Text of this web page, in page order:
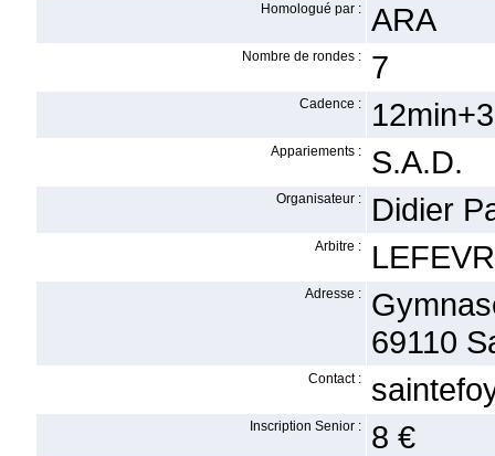
Homologué par : ARA
Nombre de rondes : 7
Cadence :
Appariements : S.A.D.
Organisateur : Didier
Arbitre :
Adresse :
69110
Contact :
Inscription Senior : 8 €